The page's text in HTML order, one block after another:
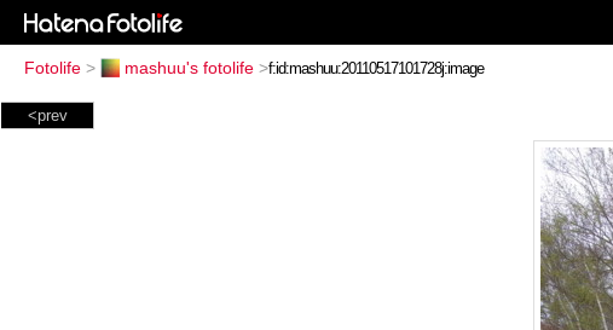
Fotolife > mashuu's fotolife >
<prev